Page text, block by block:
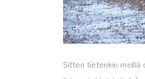
Sitten tietenkin meillä